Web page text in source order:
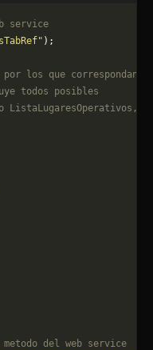
service
);
los que correspondan.
todos posibles
del web service